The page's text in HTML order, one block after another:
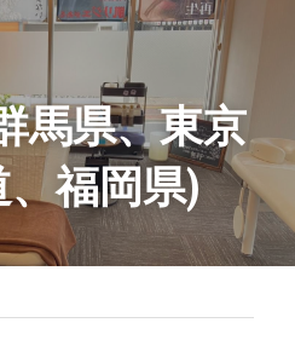
ダッシュを支援します
ら
ラム～先生が長期的に継
馬県、東京
福岡県)